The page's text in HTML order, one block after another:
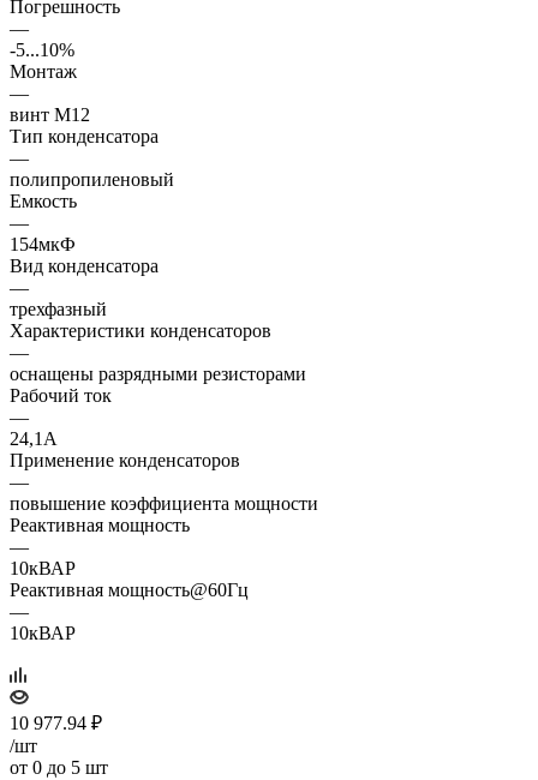
Погрешность
—
-5...10%
Монтаж
—
винт М12
Тип конденсатора
—
полипропиленовый
Емкость
—
154мкФ
Вид конденсатора
—
трехфазный
Характеристики конденсаторов
—
оснащены разрядными резисторами
Рабочий ток
—
24,1А
Применение конденсаторов
—
повышение коэффициента мощности
Реактивная мощность
—
10кВАР
Реактивная мощность@60Гц
—
10кВАР
10 977.94 ₽
/шт
от 0 до 5 шт